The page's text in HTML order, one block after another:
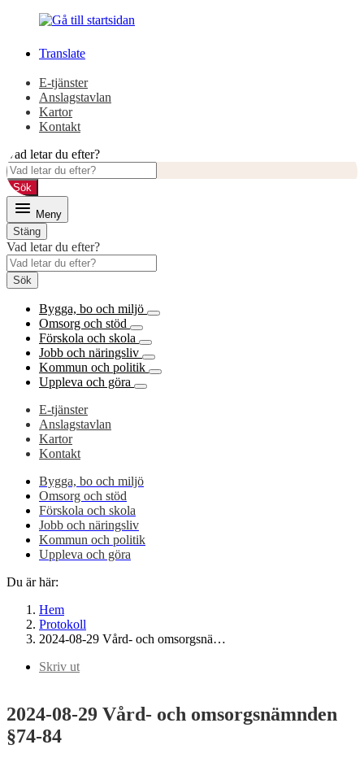
innehåll
huvudmeny
Translate
E-tjänster
Anslagstavlan
Kartor
Kontakt
Vad letar du efter?
Sök
Meny
Stäng
Vad letar du efter?
Sök
Bygga, bo och miljö
Omsorg och stöd
Förskola och skola
Jobb och näringsliv
Kommun och politik
Uppleva och göra
E-tjänster
Anslagstavlan
Kartor
Kontakt
Bygga, bo och miljö
Omsorg och stöd
Förskola och skola
Jobb och näringsliv
Kommun och politik
Uppleva och göra
Du är här:
Hem
Protokoll
2024-08-29 Vård- och omsorgsnä…
Skriv ut
2024-08-29 Vård- och omsorgsnämnden
§74-84